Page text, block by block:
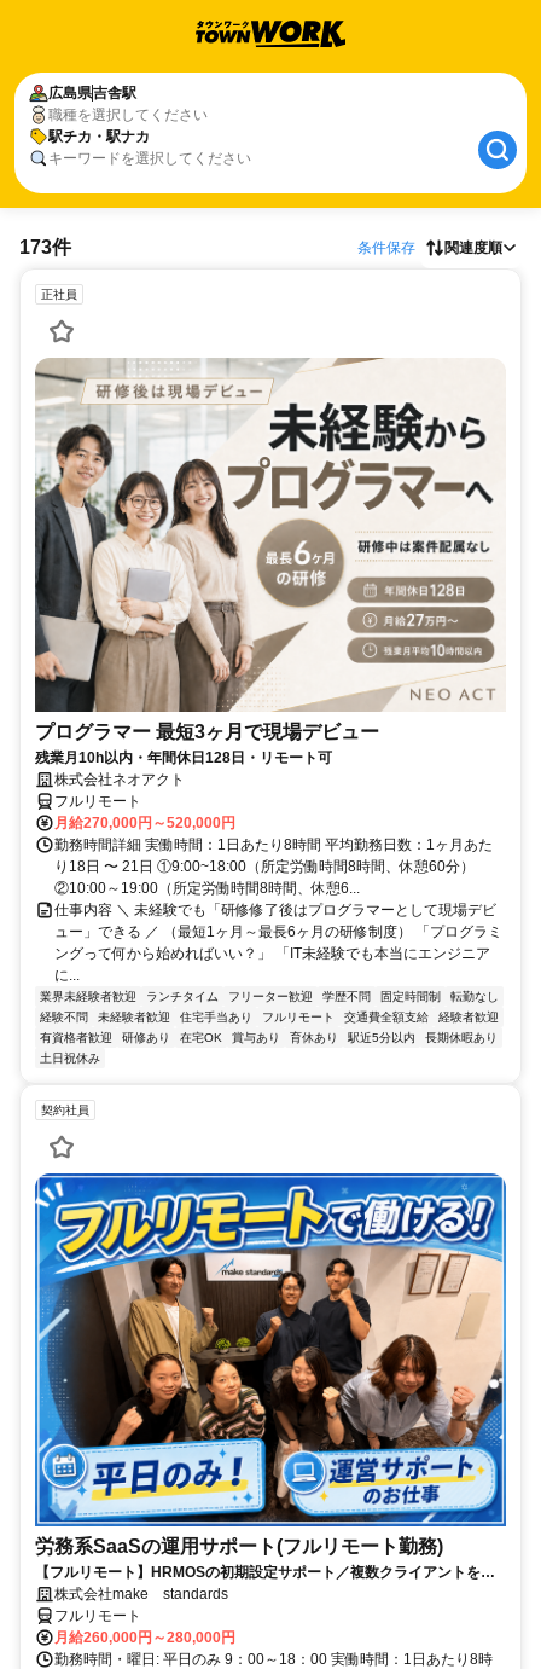
広島県吉舎駅
職種を選択してください
駅チカ・駅ナカ
キーワードを選択してください
173件 条件保存 関連度順
正社員
プログラマー 最短3ヶ月で現場デビュー
残業月10h以内・年間休日128日・リモート可
株式会社ネオアクト
フルリモート
月給270,000円～520,000円
勤務時間詳細 実働時間：1日あたり8時間 平均勤務日数：1ヶ月あた
り18日 〜 21日 ①9:00~18:00（所定労働時間8時間、休憩60分）
②10:00～19:00（所定労働時間8時間、休憩6...
仕事内容 ＼ 未経験でも「研修修了後はプログラマーとして現場デビ
ュー」できる ／ （最短1ヶ月～最長6ヶ月の研修制度） 「プログラミ
ングって何から始めればいい？」 「IT未経験でも本当にエンジニア
に...
業界未経験者歓迎 ランチタイム フリーター歓迎 学歴不問 固定時間制
転勤なし
経験不問
未経験者歓迎 住宅手当あり フルリモート 交通費全額支給
経験者歓迎
有資格者歓迎
研修あり 在宅OK 賞与あり 育休あり 駅近5分以内
長期休暇あり
土日祝休み
契約社員
労務系SaaSの運用サポート(フルリモート勤務)
【フルリモート】HRMOSの初期設定サポート／複数クライアントを同
時進行／業務経験無しでもOK
株式会社make standards
フルリモート
月給260,000円～280,000円
勤務時間・曜日: 平日のみ 9：00～18：00 実働時間：1日あたり8時